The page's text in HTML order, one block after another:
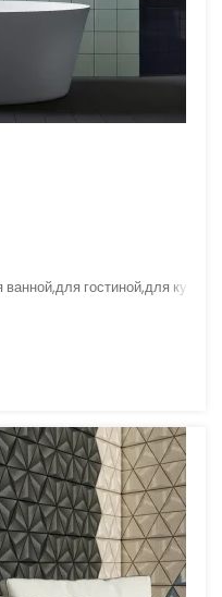
гостиной,для кухни